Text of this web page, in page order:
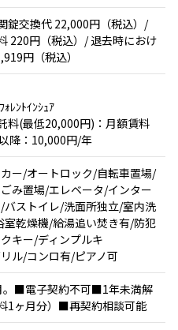
錠交換代 22,000円（税込）/
220円（税込）/ 退去時におけ
円（税込）
ﾚﾝﾄｲﾝｼｭｱ
料(最低20,000円)：月額賃料
降：10,000円/年
ー/オートロック/自転車置場/
み置場/エレベータ/インター
バストイレ/洗面所独立/室内洗
乾燥機/給湯追い焚き有/防犯
キー/ディンプルキ
ル/コンロ有/ピアノ可
。■電子契約不可■1年未満解
1ヶ月分）■再契約相談可能